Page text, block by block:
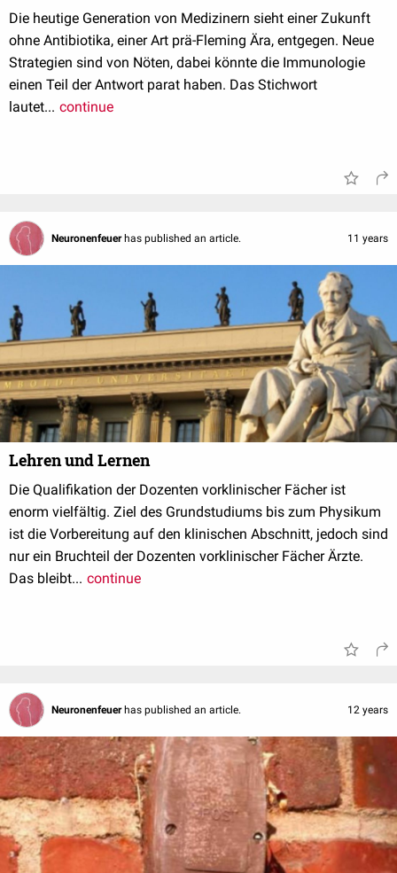
Die heutige Generation von Medizinern sieht einer Zukunft
ohne Antibiotika, einer Art prä-Fleming Ära, entgegen. Neue
Strategien sind von Nöten, dabei könnte die Immunologie
einen Teil der Antwort parat haben. Das Stichwort
lautet... continue
Neuronenfeuer has published an article. 11 years
Lehren und Lernen
Die Qualifikation der Dozenten vorklinischer Fächer ist
enorm vielfältig. Ziel des Grundstudiums bis zum Physikum
ist die Vorbereitung auf den klinischen Abschnitt, jedoch sind
nur ein Bruchteil der Dozenten vorklinischer Fächer Ärzte.
Das bleibt... continue
Neuronenfeuer has published an article. 12 years